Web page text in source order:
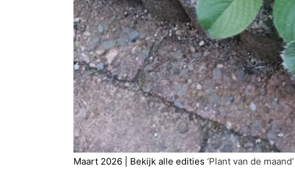
Maart 2026 | Bekijk alle edities ‘Plant van de maand’